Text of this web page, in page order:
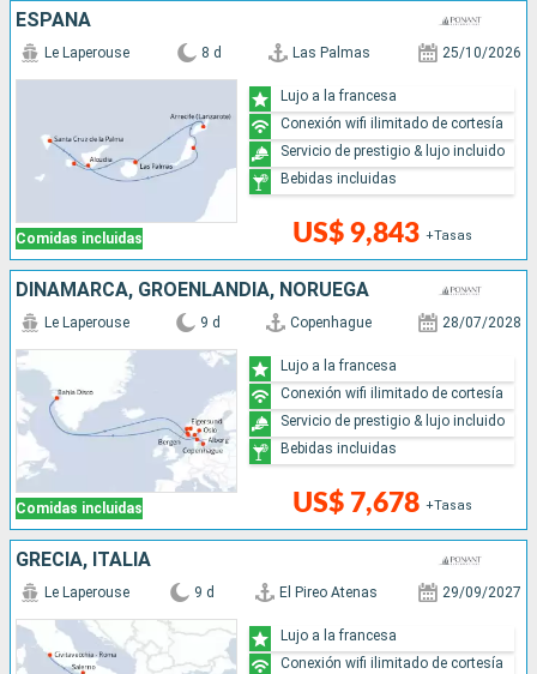
ESPAÑA
Comidas incluidas
Le Laperouse 8 d Las Palmas 25/10/2026
US$ 9,843 +Tasas
Lujo a la francesa
Conexión wifi ilimitado de cortesía
Servicio de prestigio & lujo incluido
Bebidas incluidas
DINAMARCA, GROENLANDIA, NORUEGA
Comidas incluidas
Le Laperouse 9 d Copenhague 28/07/2028
US$ 7,678 +Tasas
Lujo a la francesa
Conexión wifi ilimitado de cortesía
Servicio de prestigio & lujo incluido
Bebidas incluidas
GRECIA, ITALIA
Le Laperouse 9 d El Pireo Atenas 29/09/2027
Lujo a la francesa
Conexión wifi ilimitado de cortesía